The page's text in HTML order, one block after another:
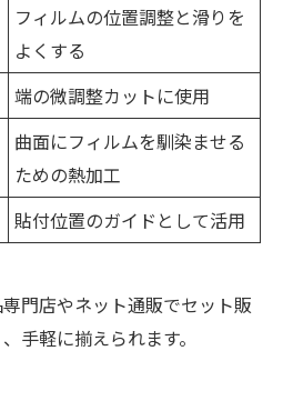
フィルムの位置調整と滑りを
よくする
端の微調整カットに使用
曲面にフィルムを馴染ませる
ための熱加工
貼付位置のガイドとして活用
門店やネット通販でセット販
手軽に揃えられます。